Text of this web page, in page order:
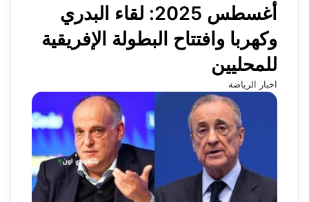
أغسطس 2025: لقاء البدري
وكهربا وافتتاح البطولة الإفريقية
للمحليين
اخبار الرياضة